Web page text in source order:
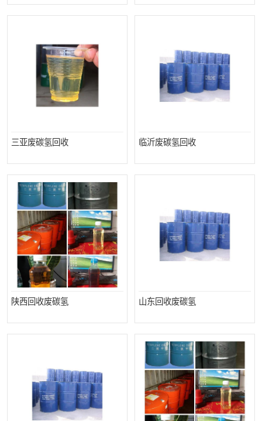
三亚废碳氢回收 临沂废碳氢回收
陕西回收废碳氢 山东回收废碳氢